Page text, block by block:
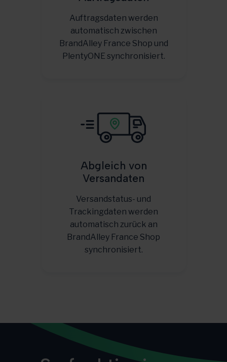
Auftragsdaten werden
automatisch zwischen
BrandAlley France Shop und
PlentyONE synchronisiert.
Abgleich von
Versandaten
Versandstatus- und
Trackingdaten werden
automatisch zurück an
BrandAlley France Shop
synchronisiert.